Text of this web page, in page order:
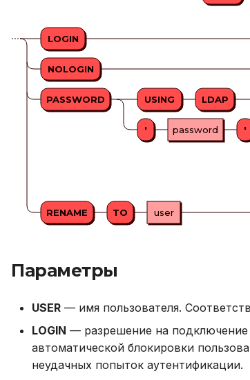
LOGIN
NOLOGIN
PASSWORD USING LDAP
' password
'
RENAME TO user
Параметры
USER — имя пользователя.
LOGIN — разрешение на подключение
автоматической блокировки
неудачных попыток аутентификации.